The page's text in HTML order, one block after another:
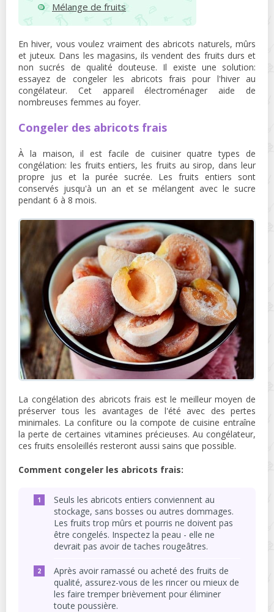
Mélange de fruits
En hiver, vous voulez vraiment des abricots naturels, mûrs
et juteux. Dans les magasins, ils vendent des fruits durs et
non sucrés de qualité douteuse. Il existe une solution:
essayez de congeler les abricots frais pour l'hiver au
congélateur. Cet appareil électroménager aide de
nombreuses femmes au foyer.
Congeler des abricots frais
À la maison, il est facile de cuisiner quatre types de
congélation: les fruits entiers, les fruits au sirop, dans leur
propre jus et la purée sucrée. Les fruits entiers sont
conservés jusqu'à un an et se mélangent avec le sucre
pendant 6 à 8 mois.
La congélation des abricots frais est le meilleur moyen de
préserver tous les avantages de l'été avec des pertes
minimales. La confiture ou la compote de cuisine entraîne
la perte de certaines vitamines précieuses. Au congélateur,
ces fruits ensoleillés resteront aussi sains que possible.
Comment congeler les abricots frais:
Seuls les abricots entiers conviennent au
stockage, sans bosses ou autres dommages.
Les fruits trop mûrs et pourris ne doivent pas
être congelés. Inspectez la peau - elle ne
devrait pas avoir de taches rougeâtres.
Après avoir ramassé ou acheté des fruits de
qualité, assurez-vous de les rincer ou mieux de
les faire tremper brièvement pour éliminer
toute poussière.